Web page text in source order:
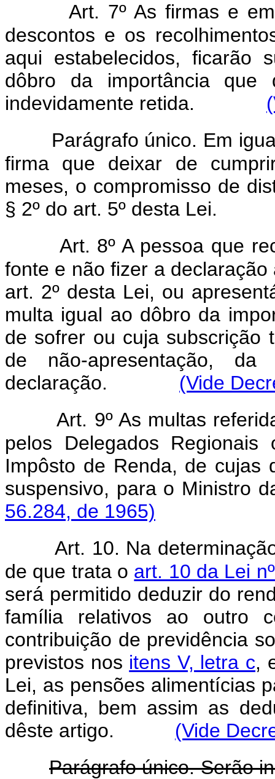
Art. 7º As firmas e
descontos e os
aqui estabelecidos, ficarão
dôbro da importância
indevidamente retida.
Parágrafo único. Em
firma que deixar de
meses, o compromisso de
§ 2º do art. 5º desta Lei.
Art. 8º A pessoa que
fonte e não fizer a
art. 2º desta Lei, ou
multa igual ao dôbro da
de sofrer ou cuja subscrição
de não-apresentação,
declaração. (Vide
Art. 9º As multas
pelos Delegados
Impôsto de Renda, de cujas
suspensivo, para o
56.284, de 1965)
Art. 10. Na
de que trata o art. 10 da Lei
será permitido deduzir do
família relativos ao outro
contribuição de previdência
previstos nos itens V, letra c,
Lei, as pensões alimentícias
definitiva, bem assim as
dêste artigo. (Vide
Parágrafo único. Serão